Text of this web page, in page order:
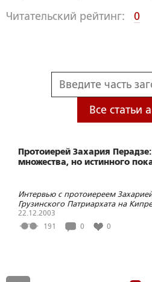
Читательский рейтинг: 0
Все статьи
Протоиерей Захария
множества, но истинного
Интервью с протоиереем
Грузинского Патриархата на Кипре
22.12.2003
191
0 0